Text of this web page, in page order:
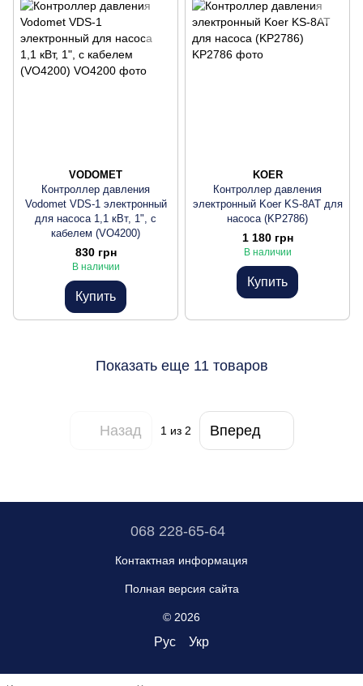
VODOMET
Контроллер давления
Vodomet VDS-1 электронный
для насоса 1,1 кВт, 1", с
кабелем (VO4200)
830 грн
В наличии
Купить
KOER
Контроллер давления
электронный Koer KS-8AT для
насоса (KP2786)
1 180 грн
В наличии
Купить
Показать еще 11 товаров
Назад 1 из 2 Вперед
068 228-65-64
Контактная информация
Полная версия сайта
© 2026
Рус Укр